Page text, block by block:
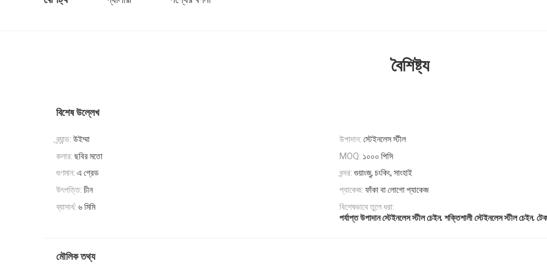
বৈশিষ্ট্য
বিশেষ উল্লেখ
ব্র্যান্ড: উইম্মা উপাদান: স্টেইনলেস স্টীল
কলার: ছবির মতো MOQ: ১০০০ পিসি
গুণমান: এ গ্রেড বন্দর: গুয়াংজু, চংকিং, সাংহাই
উৎপত্তি: চীন প্যাকেজ: ফাঁকা বা লোগো প্যাকেজ
ব্যাসার্ধ: ৬ মিমি
বিশেষভাবে তুলে ধরা:
পর্যাপ্ত উপাদান স্টেইনলেস স্টীল চেইন, শক্তিশালী স্টেইনলেস স্টীল চেইন,
মৌলিক তথ্য